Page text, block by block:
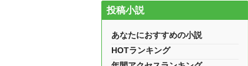
投稿小説
あなたにおすすめの小説
HOTランキング